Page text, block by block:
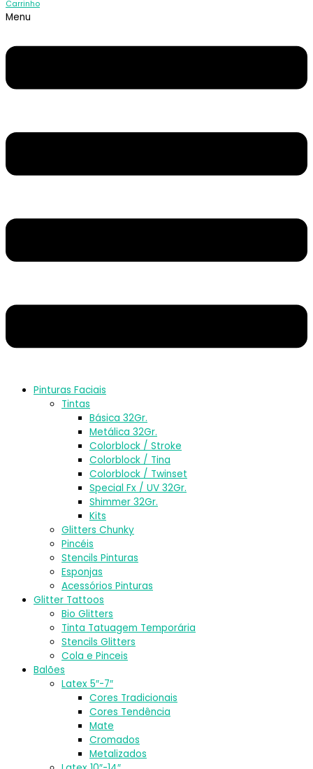
Carrinho
Menu
Pinturas Faciais
Tintas
Básica 32Gr.
Metálica 32Gr.
Colorblock / Stroke
Colorblock / Tina
Colorblock / Twinset
Special Fx / UV 32Gr.
Shimmer 32Gr.
Kits
Glitters Chunky
Pincéis
Stencils Pinturas
Esponjas
Acessórios Pinturas
Glitter Tattoos
Bio Glitters
Tinta Tatuagem Temporária
Stencils Glitters
Cola e Pinceis
Balões
Latex 5″-7″
Cores Tradicionais
Cores Tendência
Mate
Cromados
Metalizados